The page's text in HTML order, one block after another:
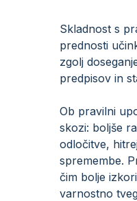
Skladnost s
prednosti
zgolj
predpisov in
Ob pravilni
skozi: boljše
odločitve,
spremembe.
čim bolje
varnostno